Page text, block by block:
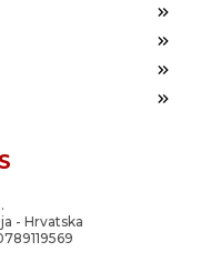
- Hrvatska